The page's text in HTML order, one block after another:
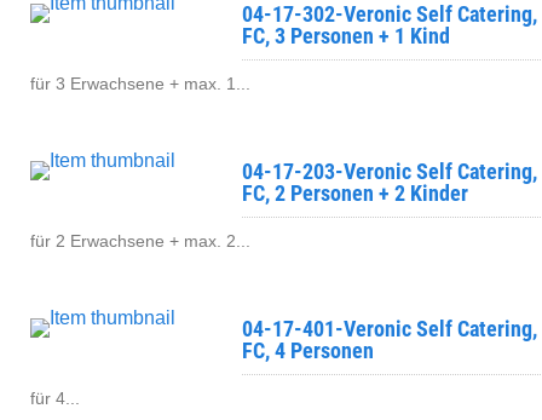
04-17-302-Veronic Self Catering,
FC, 3 Personen + 1 Kind
für 3 Erwachsene + max. 1...
04-17-203-Veronic Self Catering,
FC, 2 Personen + 2 Kinder
für 2 Erwachsene + max. 2...
04-17-401-Veronic Self Catering,
FC, 4 Personen
für 4...